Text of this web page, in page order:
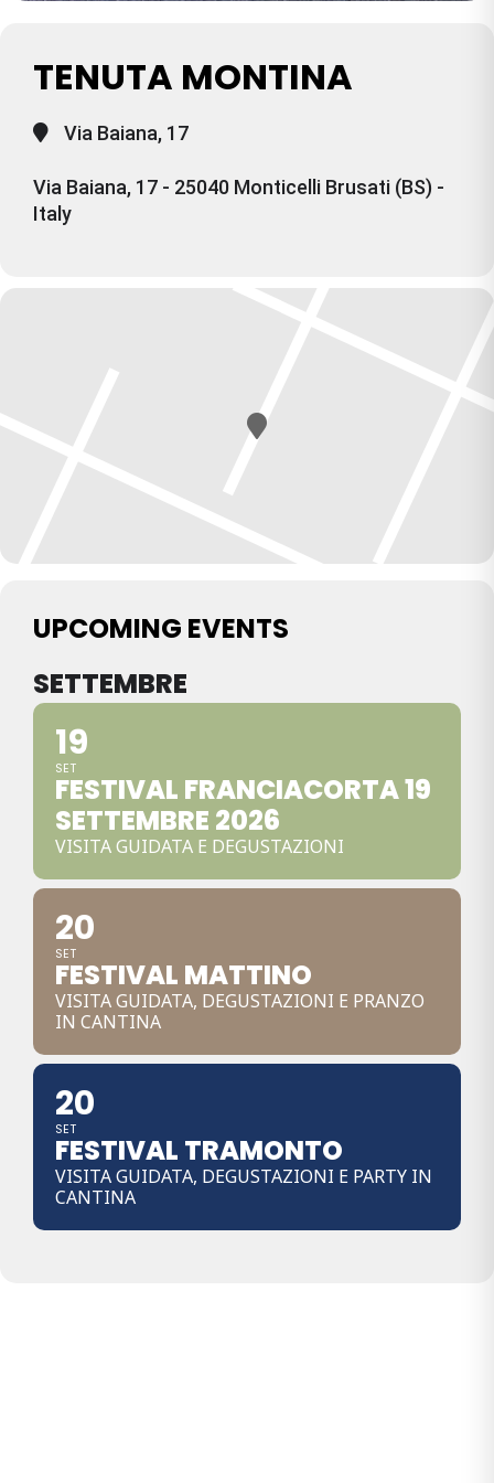
TENUTA MONTINA
Via Baiana, 17
Via Baiana, 17 - 25040 Monticelli Brusati (BS) -
Italy
UPCOMING EVENTS
SETTEMBRE
19
SET
FESTIVAL FRANCIACORTA 19
SETTEMBRE 2026
VISITA GUIDATA E DEGUSTAZIONI
20
SET
FESTIVAL MATTINO
VISITA GUIDATA, DEGUSTAZIONI E PRANZO
IN CANTINA
20
SET
FESTIVAL TRAMONTO
VISITA GUIDATA, DEGUSTAZIONI E PARTY IN
CANTINA